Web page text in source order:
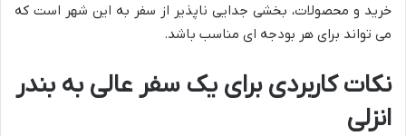
خرید و محصولات، بخشی جدایی ناپذیر از سفر به این شهر است که
می تواند برای هر بودجه ای مناسب باشد.
نکات کاربردی برای یک سفر عالی به بندر
انزلی